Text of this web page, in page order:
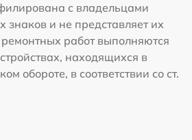
с владельцами
знаков и не представляет их
работ выполняются
находящихся в
обороте, в соответствии со ст.